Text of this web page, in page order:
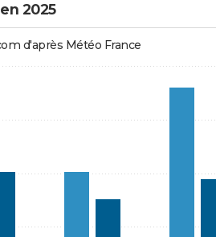
2025
d'après Météo France